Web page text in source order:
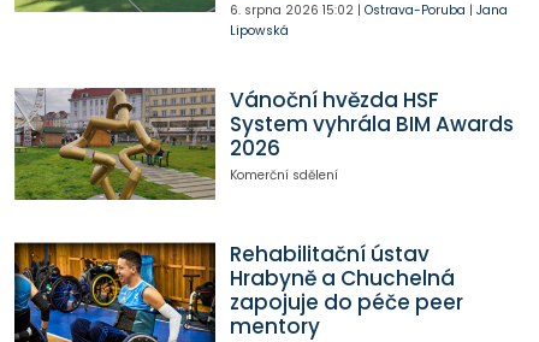
6. srpna 2026 15:02| Ostrava-Poruba | Jana
Lipowská
Vánoční hvězda HSF
System vyhrála BIM Awards
2026
Komerční sdělení
Rehabilitační ústav
Hrabyně a Chuchelná
zapojuje do péče peer
mentory